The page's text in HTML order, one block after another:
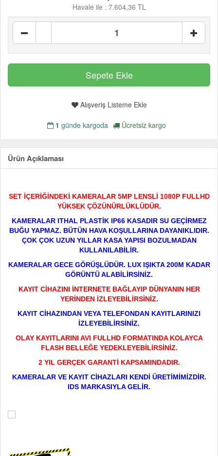
Havale ile : 7.604,36 TL
Alışveriş Listeme Ekle
1 günde kargoda Ücretsiz kargo
Ürün Açıklaması
SET İÇERİĞİNDEKİ KAMERALAR 5MP LENSLİ 1080P FULLHD
YÜKSEK ÇÖZÜNÜRLÜKLÜDÜR.
KAMERALAR ITHAL PLASTİK IP66 KASADIR SU GEÇİRMEZ
BUĞU YAPMAZ. BÜTÜN HAVA KOŞULLARINA DAYANIKLIDIR.
ÇOK ÇOK UZUN YILLAR KASA YAPISI BOZULMADAN
KULLANILABİLİR.
KAMERALAR GECE GÖRÜŞLÜDÜR. LUX IŞIKTA 200M KADAR
GÖRÜNTÜ ALABİLİRSİNİZ.
KAYIT CİHAZINI İNTERNETE BAĞLAYIP DÜNYANIN HER
YERİNDEN İZLEYEBİLİRSİNİZ.
KAYIT CİHAZINDAN VEYA TELEFONDAN KAYITLARINIZI
İZLEYEBİLİRSİNİZ.
OLAY KAYITLARINI AVI FULLHD FORMATINDA KOLAYCA
FLASH BELLEĞE YEDEKLEYEBİLİRSİNİZ.
2 YIL GERÇEK GARANTİ KAPSAMINDADIR.
KAMERALAR VE KAYIT CİHAZLARI KENDİ ÜRETİMİMİZDİR.
IDS MARKASIYLA GELİR.